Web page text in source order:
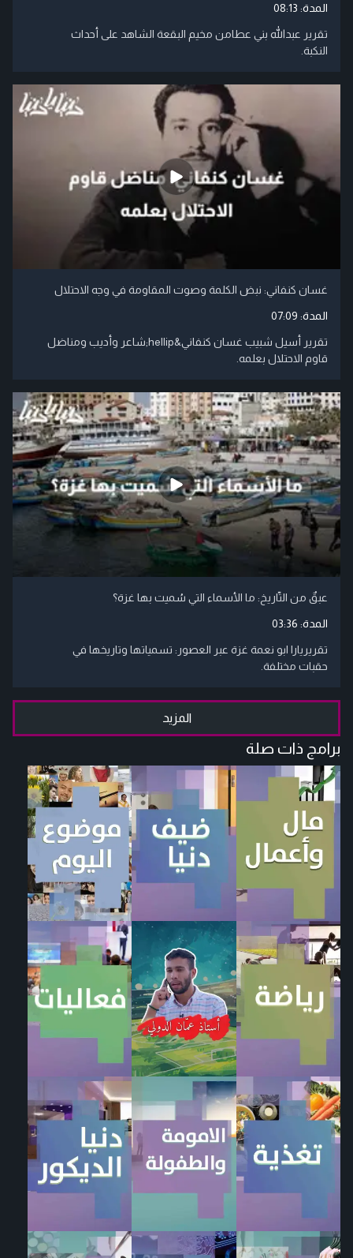
المدة: 08:13
تقرير عبدالله بني عطامن مخيم البقعة الشاهد على أحداث
النكبة.
غسان كنفاني: نبض الكلمة وصوت المقاومة في وجه الاحتلال
المدة: 07:09
تقرير أسيل شبيب غسان كنفاني&hellip;شاعر وأديب ومناضل
قاوم الاحتلال بعلمه.
عبقٌ من التّاريخ: ما الأسماء التي سُميت بها غزة؟
المدة: 03:36
تقريريارا ابو نعمة غزة عبر العصور: تسمياتها وتاريخها في
حقبات مختلفة.
المزيد
برامج ذات صلة